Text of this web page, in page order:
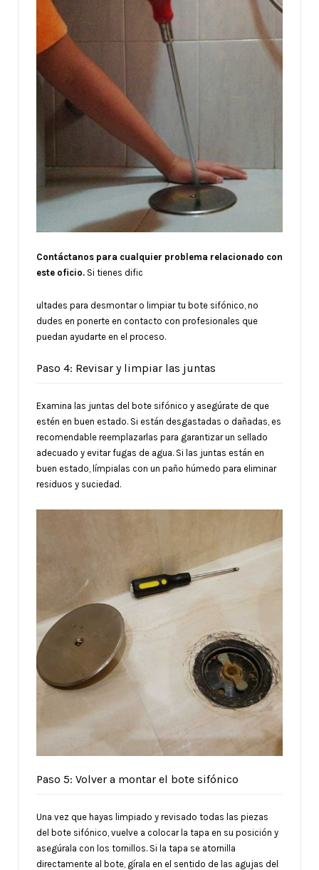
Contáctanos para cualquier problema relacionado con
este oficio. Si tienes dific
ultades para desmontar o limpiar tu bote sifónico, no
dudes en ponerte en contacto con profesionales que
puedan ayudarte en el proceso.
Paso 4: Revisar y limpiar las juntas
Examina las juntas del bote sifónico y asegúrate de que
estén en buen estado. Si están desgastadas o dañadas, es
recomendable reemplazarlas para garantizar un sellado
adecuado y evitar fugas de agua. Si las juntas están en
buen estado, límpialas con un paño húmedo para eliminar
residuos y suciedad.
Paso 5: Volver a montar el bote sifónico
Una vez que hayas limpiado y revisado todas las piezas
del bote sifónico, vuelve a colocar la tapa en su posición y
asegúrala con los tornillos. Si la tapa se atornilla
directamente al bote, gírala en el sentido de las agujas del